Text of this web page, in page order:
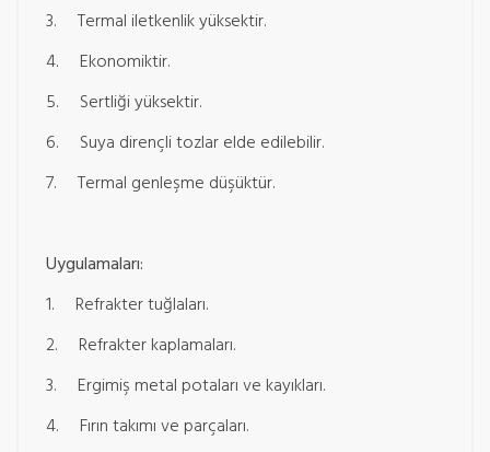
3. Termal iletkenlik yüksektir.
4. Ekonomiktir.
5. Sertliği yüksektir.
6. Suya dirençli tozlar elde edilebilir.
7. Termal genleşme düşüktür.
Uygulamaları:
1. Refrakter tuğlaları.
2. Refrakter kaplamaları.
3. Ergimiş metal potaları ve kayıkları.
4. Fırın takımı ve parçaları.